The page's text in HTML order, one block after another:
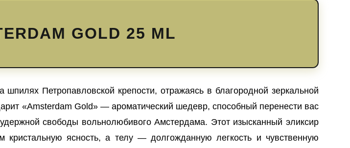
GOLD 25 ML
Петропавловской крепости, отражаясь в благородной зеркальной
«Amsterdam Gold» — ароматический шедевр, способный перенести вас
свободы вольнолюбивого Амстердама. Этот изысканный эликсир
ясность, а телу — долгожданную легкость и чувственную